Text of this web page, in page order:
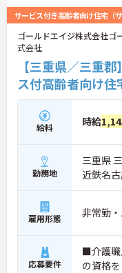
サービス付き高齢者向け住宅（サ
ゴールドエイジ株式会社ゴ
式会社
【三重県／三重
ス付高齢者向け住
給料 時給
勤務地
三重県
近鉄名
雇用形態 非常勤
応募要件
■介護職
の資格